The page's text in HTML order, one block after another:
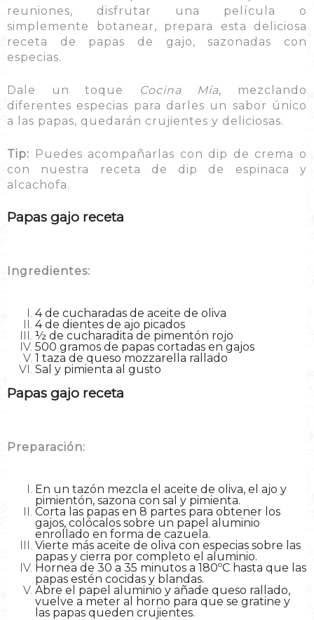
reuniones, disfrutar una película o
simplemente botanear, prepara esta deliciosa
receta de papas de gajo, sazonadas con
especias.
Dale un toque Cocina Mía, mezclando
diferentes especias para darles un sabor único
a las papas, quedarán crujientes y deliciosas.
Tip: Puedes acompañarlas con dip de crema o
con nuestra receta de dip de espinaca y
alcachofa.
Papas gajo receta
Ingredientes:
4 de cucharadas de aceite de oliva
4 de dientes de ajo picados
½ de cucharadita de pimentón rojo
500 gramos de papas cortadas en gajos
1 taza de queso mozzarella rallado
Sal y pimienta al gusto
Papas gajo receta
Preparación:
En un tazón mezcla el aceite de oliva, el ajo y
pimientón, sazona con sal y pimienta.
Corta las papas en 8 partes para obtener los
gajos, colócalos sobre un papel aluminio
enrollado en forma de cazuela.
Vierte más aceite de oliva con especias sobre las
papas y cierra por completo el aluminio.
Hornea de 30 a 35 minutos a 180ºC hasta que las
papas estén cocidas y blandas.
Abre el papel aluminio y añade queso rallado,
vuelve a meter al horno para que se gratine y
las papas queden crujientes.